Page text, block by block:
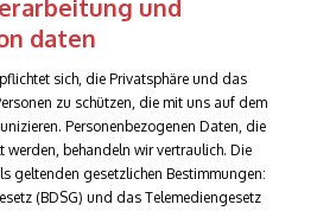
und
daten
sich, die Privatsphäre und das
zu schützen, die mit uns auf dem
Personenbezogenen Daten, die
werden, behandeln wir vertraulich. Die
geltenden gesetzlichen Bestimmungen:
(BDSG) und das Telemediengesetz